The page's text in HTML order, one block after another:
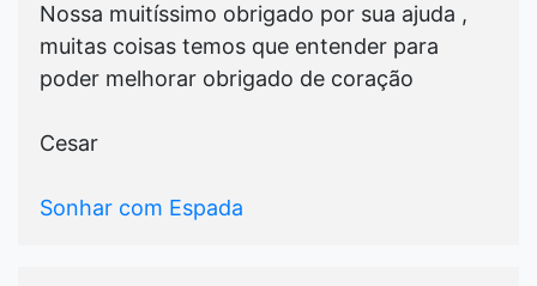
Nossa muitíssimo obrigado por sua ajuda ,
muitas coisas temos que entender para
poder melhorar obrigado de coração
Cesar
Sonhar com Espada